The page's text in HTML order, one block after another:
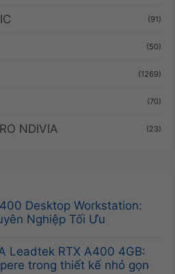
(91)
(50)
(1269)
(70)
NDIVIA (23)
Desktop Workstation:
Nghiệp Tối Ưu
Leadtek RTX A400 4GB:
trong thiết kế nhỏ gọn